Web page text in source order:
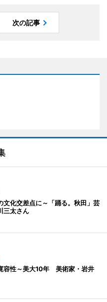
次の記事
文化交差点に～「踊る。秋田」芸
三太さん
容性～美大10年 美術家・岩井